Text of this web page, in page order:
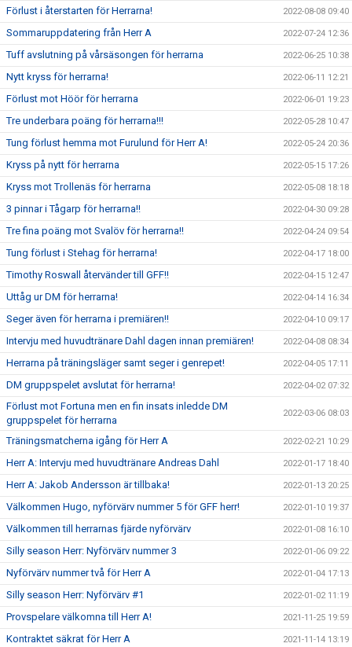
Förlust i återstarten för Herrarna! 2022-08-08 09:40
Sommaruppdatering från Herr A 2022-07-24 12:36
Tuff avslutning på vårsäsongen för herrarna 2022-06-25 10:38
Nytt kryss för herrarna! 2022-06-11 12:21
Förlust mot Höör för herrarna 2022-06-01 19:23
Tre underbara poäng för herrarna!!! 2022-05-28 10:47
Tung förlust hemma mot Furulund för Herr A! 2022-05-24 20:36
Kryss på nytt för herrarna 2022-05-15 17:26
Kryss mot Trollenäs för herrarna 2022-05-08 18:18
3 pinnar i Tågarp för herrarna!! 2022-04-30 09:28
Tre fina poäng mot Svalöv för herrarna!! 2022-04-24 09:54
Tung förlust i Stehag för herrarna! 2022-04-17 18:00
Timothy Roswall återvänder till GFF!! 2022-04-15 12:47
Uttåg ur DM för herrarna! 2022-04-14 16:34
Seger även för herrarna i premiären!! 2022-04-10 09:17
Intervju med huvudtränare Dahl dagen innan premiären! 2022-04-08 08:34
Herrarna på träningsläger samt seger i genrepet! 2022-04-05 17:11
DM gruppspelet avslutat för herrarna! 2022-04-02 07:32
Förlust mot Fortuna men en fin insats inledde DM
gruppspelet för herrarna
2022-03-06 08:03
Träningsmatcherna igång för Herr A 2022-02-21 10:29
Herr A: Intervju med huvudtränare Andreas Dahl 2022-01-17 18:40
Herr A: Jakob Andersson är tillbaka! 2022-01-13 20:25
Välkommen Hugo, nyförvärv nummer 5 för GFF herr! 2022-01-10 19:37
Välkommen till herrarnas fjärde nyförvärv 2022-01-08 16:10
Silly season Herr: Nyförvärv nummer 3 2022-01-06 09:22
Nyförvärv nummer två för Herr A 2022-01-04 17:13
Silly season Herr: Nyförvärv #1 2022-01-02 11:19
Provspelare välkomna till Herr A! 2021-11-25 19:59
Kontraktet säkrat för Herr A 2021-11-14 13:19